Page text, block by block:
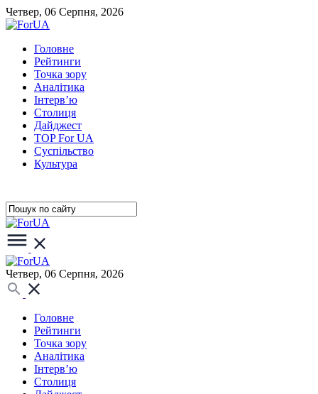
Четвер, 06 Серпня, 2026
Головне
Рейтинги
Точка зору
Аналітика
Інтерв’ю
Столиця
Дайджест
TOP For UA
Суспiльство
Культура
Четвер, 06 Серпня, 2026
Головне
Рейтинги
Точка зору
Аналітика
Інтерв’ю
Столиця